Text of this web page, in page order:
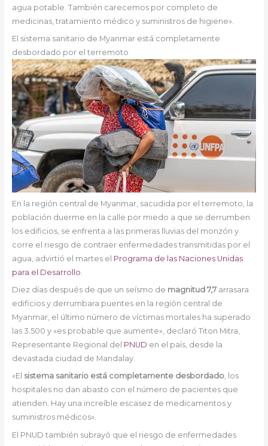
agua potable. También carecemos por completo de
medicinas, tratamiento médico y suministros de higiene».
El sistema sanitario de Myanmar está completamente
desbordado por el terremoto
En la región central de Myanmar, sacudida por el terremoto, la
población duerme en la calle por miedo a que se derrumben
los edificios, se enfrenta a las primeras lluvias del monzón y
corre el riesgo de contraer enfermedades transmitidas por el
agua, advirtió el martes el Programa de las Naciones Unidas
para el Desarrollo
Diez días después de que un seísmo de magnitud 7,7arrasara
edificios y derrumbara puentes en la región central de
Myanmar, el último número de víctimas mortales ha superado
las 3.500 y «es probable que aumente», declaró Titon Mitra,
Representante Regional del PNUD en el país, desde la
devastada ciudad de Mandalay.
«El sistema sanitario está completamente desbordado, los
hospitales no dan abasto con el número de pacientes que
atienden. Hay una increíble escasez de medicamentos y
suministros médicos».
El PNUD también subrayó que el riesgo de enfermedades